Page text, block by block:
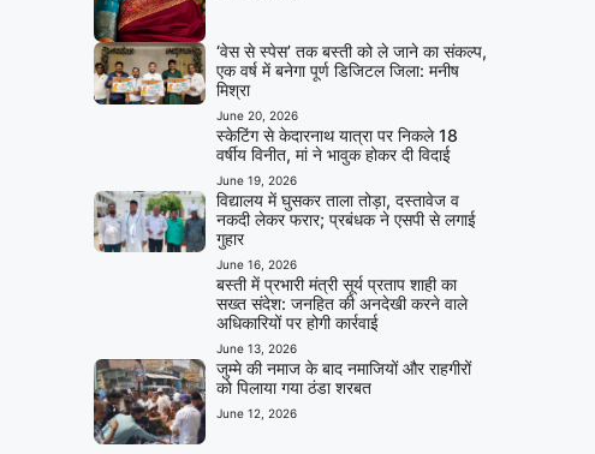
‘वेस से स्पेस’ तक बस्ती को ले जाने का संकल्प,
एक वर्ष में बनेगा पूर्ण डिजिटल जिला: मनीष
मिश्रा
June 20, 2026
स्केटिंग से केदारनाथ यात्रा पर निकले 18
वर्षीय विनीत, मां ने भावुक होकर दी विदाई
June 19, 2026
विद्यालय में घुसकर ताला तोड़ा, दस्तावेज व
नकदी लेकर फरार; प्रबंधक ने एसपी से लगाई
गुहार
June 16, 2026
बस्ती में प्रभारी मंत्री सूर्य प्रताप शाही का
सख्त संदेश: जनहित की अनदेखी करने वाले
अधिकारियों पर होगी कार्रवाई
June 13, 2026
जुम्मे की नमाज के बाद नमाजियों और राहगीरों
को पिलाया गया ठंडा शरबत
June 12, 2026